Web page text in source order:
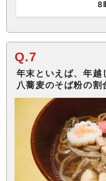
8
Q.7
年末といえば、年越
八蕎麦のそば粉の割